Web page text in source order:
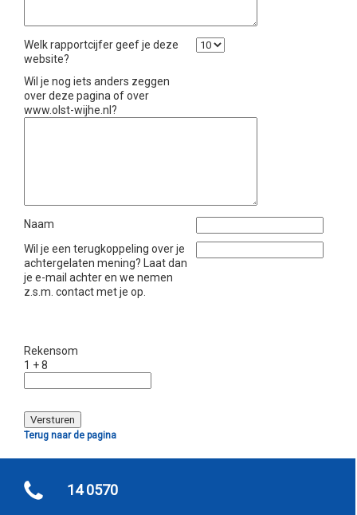
Welk rapportcijfer geef je deze
website?
Wil je nog iets anders zeggen
over deze pagina of over
www.olst-wijhe.nl?
Naam
Wil je een terugkoppeling over je
achtergelaten mening? Laat dan
je e-mail achter en we nemen
z.s.m. contact met je op.
Rekensom
1 + 8
Terug naar de pagina
14 0570